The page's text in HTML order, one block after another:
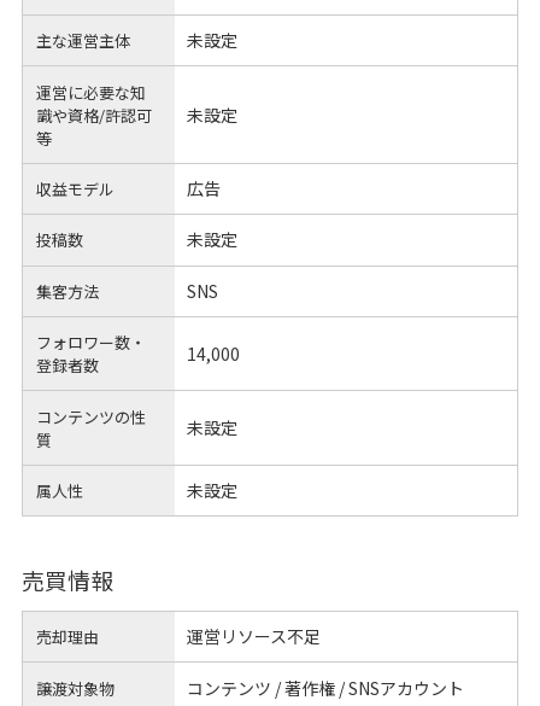
主な運営主体 未設定
運営に必要な知
識や資格/許認可
等
未設定
収益モデル 広告
投稿数 未設定
集客方法 SNS
フォロワー数・
登録者数
14,000
コンテンツの性
質
未設定
属人性 未設定
売買情報
売却理由 運営リソース不足
譲渡対象物 コンテンツ / 著作権 / SNSアカウント